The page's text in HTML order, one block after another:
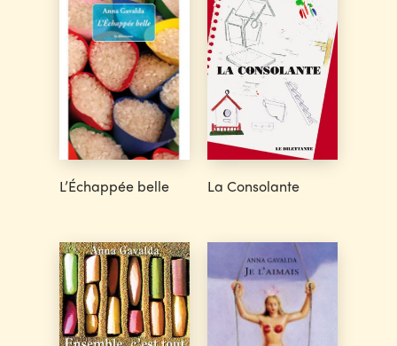
L’Échappée belle La Consolante